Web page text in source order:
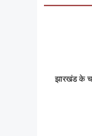
झारखंड के